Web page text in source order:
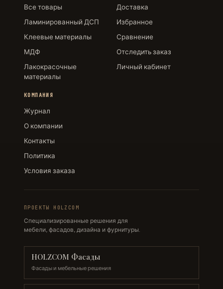
Все товары
Ламинированный ДСП
Клеевые материалы
МДФ
Лакокрасочные
материалы
Доставка
Избранное
Сравнение
Отследить заказ
Личный кабинет
КОМПАНИЯ
Журнал
О компании
Контакты
Политика
Условия заказа
ПРОЕКТЫ HOLZCOM
Специализированные решения для
мебели, фасадов, дизайна и фурнитуры.
HOLZCOM Фасады
Фасады и мебельные решения